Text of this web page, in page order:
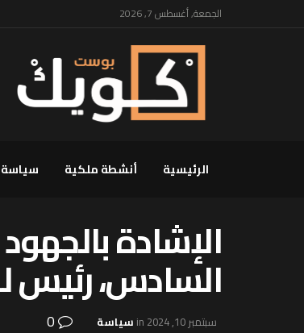
الجمعة, أغسطس 7, 2026
الرئيسية أنشطة ملكية سياسة
الإشادة
السادس، رئيس
سبتمبر 10, 2024 in سياسة